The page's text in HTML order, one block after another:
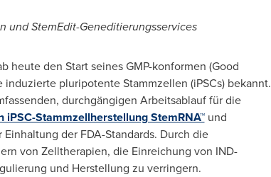
und StemEdit-Geneditierungsservices
heute den Start seines GMP-konformen (Good
pluripotente Stammzellen (iPSCs) bekannt.
durchgängigen Arbeitsablauf für die
iPSC-Stammzellherstellung StemRNA™und
der FDA-Standards. Durch die
von Zelltherapien, die Einreichung von IND-
und Herstellung zu verringern.